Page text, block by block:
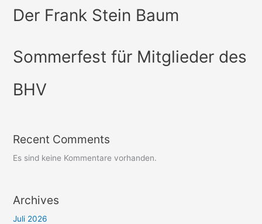
Der Frank Stein Baum
Sommerfest für Mitglieder des
BHV
Recent Comments
Es sind keine Kommentare vorhanden.
Archives
Juli 2026